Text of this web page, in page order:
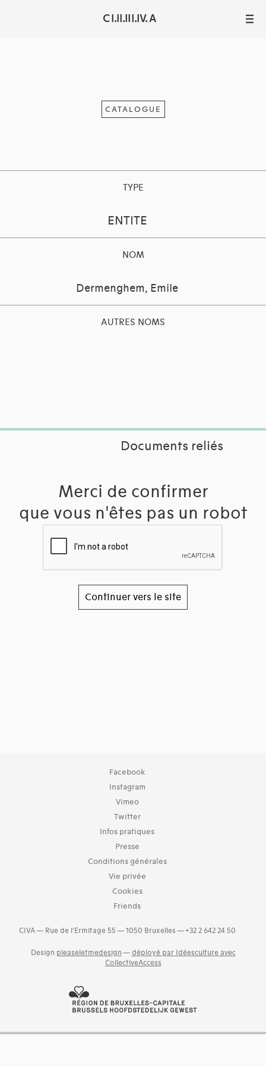
C I.II.III.IV. A III
CATALOGUE
TYPE
ENTITE
NOM
Dermenghem, Emile
AUTRES NOMS
Documents reliés
Merci de confirmer
que vous n'êtes pas un robot
Continuer vers le site
Facebook
Instagram
Vimeo
Twitter
Infos pratiques
Presse
Conditions générales
Vie privée
Cookies
Friends
CIVA — Rue de l’Ermitage 55 — 1050 Bruxelles — +32 2 642 24 50
Design pleaseletmedesign — déployé par Idéesculture avec
CollectiveAccess